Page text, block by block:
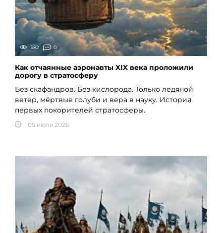
382 0
Как отчаянные аэронавты XIX века проложили
дорогу в стратосферу
Без скафандров. Без кислорода. Только ледяной
ветер, мёртвые голуби и вера в науку. История
первых покорителей стратосферы.
05 июля 2026